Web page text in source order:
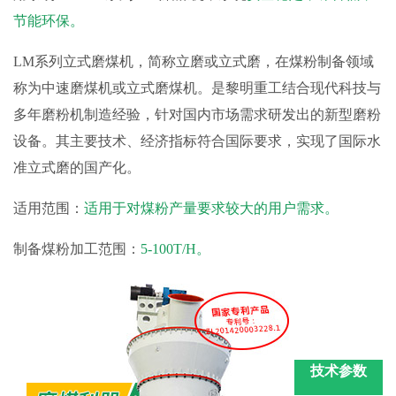
节能环保。
LM系列立式磨煤机，简称立磨或立式磨，在煤粉制备领域
称为中速磨煤机或立式磨煤机。是黎明重工结合现代科技与
多年磨粉机制造经验，针对国内市场需求研发出的新型磨粉
设备。其主要技术、经济指标符合国际要求，实现了国际水
准立式磨的国产化。
适用范围： 适用于对煤粉产量要求较大的用户需求。
制备煤粉加工范围： 5-100T/H。
技术参数